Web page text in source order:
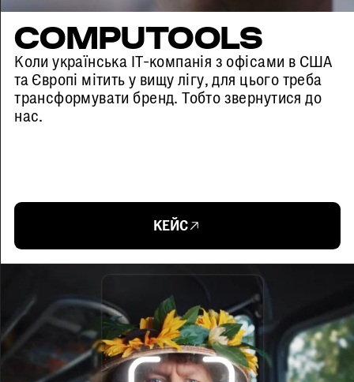
COMPUTOOLS
Коли українська IT-компанія з офісами в США
та Європі мітить у вищу лігу, для цього треба
трансформувати бренд. Тобто звернутися до
нас.
КЕЙС